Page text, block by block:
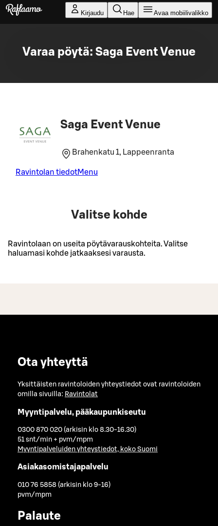
Siirry pääsisältöön
Kirjaudu Hae Avaa mobiilivalikko
Varaa pöytä: Saga Event Venue
Saga Event Venue
Brahenkatu 1, Lappeenranta
Ravintolan tiedotMenu
Valitse kohde
Ravintolaan on useita pöytävarauskohteita. Valitse
haluamasi kohde jatkaaksesi varausta.
Ota yhteyttä
Yksittäisten ravintoloiden yhteystiedot ovat ravintoloiden
omilla sivuilla: Ravintolat
Myyntipalvelu, pääkaupunkiseutu
0300 870 020 (arkisin klo 8.30-16.30)
51 snt/min + pvm/mpm
Myyntipalveluiden yhteystiedot, koko Suomi
Asiakasomistajapalvelu
010 76 5858 (arkisin klo 9-16)
pvm/mpm
Palaute